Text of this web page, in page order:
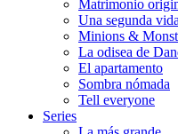
Matrimonio
Una segunda
Minions &
La odisea de
El apartamento
Sombra nómada
Tell everyone
Series